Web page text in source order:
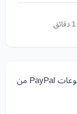
هل تبحث عن طريقة بسيطة لقبول مدفوعات PayPal من